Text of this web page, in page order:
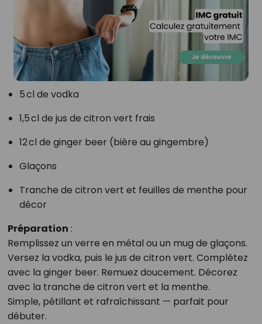
5 cl de vodka
1,5 cl de jus de citron vert frais
12 cl de ginger beer (bière au gingembre)
Glaçons
Tranche de citron vert et feuilles de menthe pour
décor
Préparation :
Remplissez un verre en métal ou un mug de glaçons.
Versez la vodka, puis le jus de citron vert. Complétez
avec la ginger beer. Remuez doucement. Décorez
avec la tranche de citron vert et la menthe.
Simple, pétillant et rafraîchissant — parfait pour
débuter.